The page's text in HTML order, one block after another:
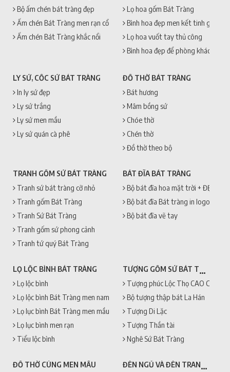
Bộ ấm chén bát tràng đẹp
Ấm chén Bát Tràng men rạn cổ
Ấm chén Bát Tràng khắc nổi
Lọ hoa gốm Bát Tràng
Bình hoa đẹp men kết tinh gốm
Lọ hoa vuốt tay thủ công
Bình hoa đẹp để phòng khách
LY SỨ, CỐC SỨ BÁT TRÀNG
In ly sứ đẹp
Ly sứ trắng
Ly sứ men mầu
Ly sứ quán cà phê
ĐỒ THỜ BÁT TRÀNG
Bát hương
Mâm bồng sứ
Chóe thờ
Chén thờ
Đồ thờ theo bộ
TRANH GỐM SỨ BÁT TRÀNG
Tranh sứ bát tràng cỡ nhỏ
Tranh gốm Bát Tràng
Tranh Sứ Bát Tràng
Tranh gốm sứ phong cảnh
Tranh tứ quý Bát Tràng
BÁT ĐĨA BÁT TRÀNG
Bộ bát đĩa hoa mặt trời + ĐẸP +
Bộ bát đĩa Bát tràng in logo
Bộ bát đĩa vẽ tay
LỌ LỘC BÌNH BÁT TRÀNG
Lọ lộc bình
Lọ lộc bình Bát Tràng men nam
Lọ lục bình Bát Tràng men mầu
Lọ lục bình men rạn
Tiểu lộc bình
TƯỢNG GỐM SỨ BÁT TRÀNG
Tượng phúc Lộc Thọ CAO CẤP +
Bộ tượng thập bát La Hán
Tượng Di Lặc
Tượng Thần tài
Nghê Sứ Bát Tràng
ĐỒ THỜ CÚNG MEN MẦU
ĐÈN NGỦ VÀ ĐÈN TRANG TRÍ